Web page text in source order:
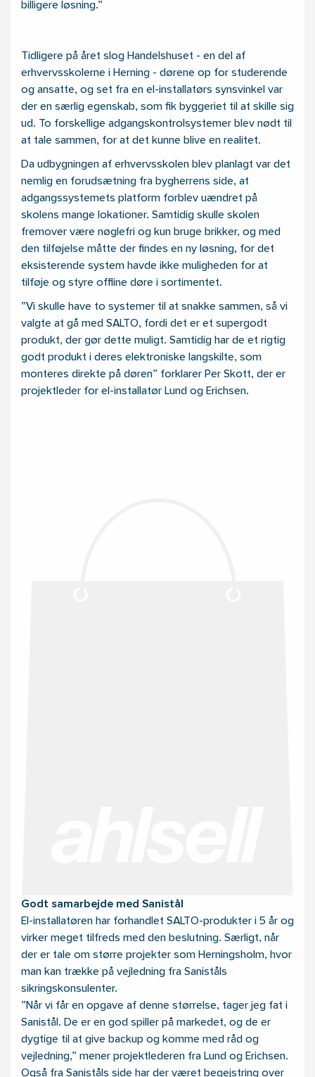
billigere løsning.
Tidligere på året slog Handelshuset - en del af
erhvervsskolerne i Herning - dørene op for studerende
og ansatte, og set fra en el-installatørs synsvinkel var
der en særlig egenskab, som fik byggeriet til at skille sig
ud. To forskellige adgangskontrolsystemer blev nødt til
at tale sammen, for at det kunne blive en realitet.
Da udbygningen af erhvervsskolen blev planlagt var det
nemlig en forudsætning fra bygherrens side, at
adgangssystemets platform forblev uændret på
skolens mange lokationer. Samtidig skulle skolen
fremover være nøglefri og kun bruge brikker, og med
den tilføjelse måtte der findes en ny løsning, for det
eksisterende system havde ikke muligheden for at
tilføje og styre offline døre i sortimentet.
”Vi skulle have to systemer til at snakke sammen, så vi
valgte at gå med SALTO, fordi det er et supergodt
produkt, der gør dette muligt. Samtidig har de et rigtig
godt produkt i deres elektroniske langskilte, som
monteres direkte på døren” forklarer Per Skott, der er
projektleder for el-installatør Lund og Erichsen.
Godt samarbejde med Sanistål
El-installatøren har forhandlet SALTO-produkter i 5 år og
virker meget tilfreds med den beslutning. Særligt, når
der er tale om større projekter som Herningsholm, hvor
man kan trække på vejledning fra Saniståls
sikringskonsulenter.
”Når vi får en opgave af denne størrelse, tager jeg fat i
Sanistål. De er en god spiller på markedet, og de er
dygtige til at give backup og komme med råd og
vejledning,” mener projektlederen fra Lund og Erichsen.
Også fra Saniståls side har der været begejstring over